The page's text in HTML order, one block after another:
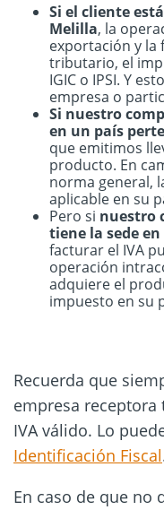
Si el cliente
Melilla, la
exportación y la
tributario, el
IGIC o IPSI. Y
empresa o
Si nuestro
en un país
que emitimos
producto. En
norma general,
aplicable en su
Pero si nuestro
tiene la sede
facturar el IVA
operación
adquiere el
impuesto en su
Recuerda que
empresa
IVA válido. Lo
Identificación Fiscal
En caso de que no